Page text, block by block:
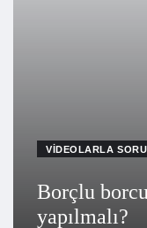
VIDEOLARLA
Borçlu
yapılmalı?